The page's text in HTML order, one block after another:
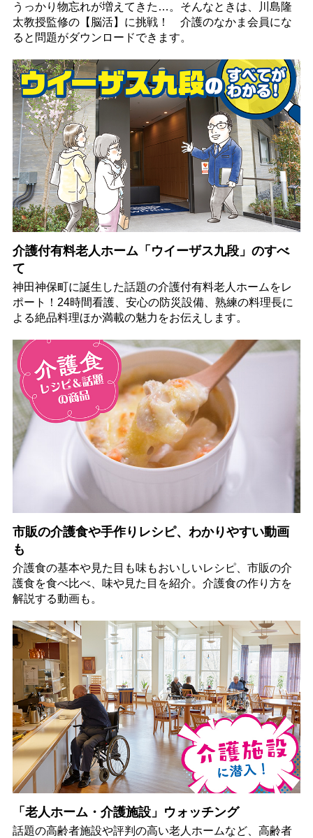
うっかり物忘れが増えてきた…。そんなときは、川島隆
太教授監修の【脳活】に挑戦！ 介護のなかま会員にな
ると問題がダウンロードできます。
介護付有料老人ホーム「ウイーザス九段」のすべ
て
神田神保町に誕生した話題の介護付有料老人ホームをレ
ポート！24時間看護、安心の防災設備、熟練の料理長に
よる絶品料理ほか満載の魅力をお伝えします。
市販の介護食や手作りレシピ、わかりやすい動画
も
介護食の基本や見た目も味もおいしいレシピ、市販の介
護食を食べ比べ、味や見た目を紹介。介護食の作り方を
解説する動画も。
「老人ホーム・介護施設」ウォッチング
話題の高齢者施設や評判の高い老人ホームなど、高齢者